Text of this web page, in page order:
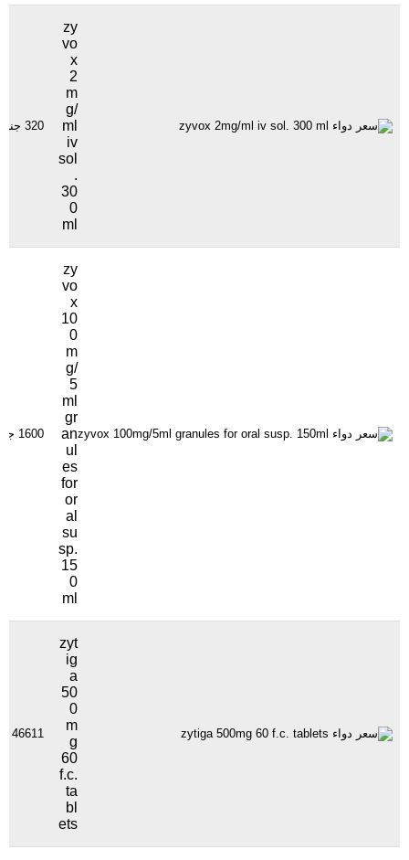
zy
vo
x
2
m
g/
ml
iv
sol
.
30
0
ml
320 جنيهاً
zy
vo
x
10
0
m
g/
5
ml
gr
an
ul
es
for
or
al
su
sp.
15
0
ml
1600 جنيهاً
zyt
ig
a
50
0
m
g
60
f.c.
ta
bl
ets
46611 جنيهاً